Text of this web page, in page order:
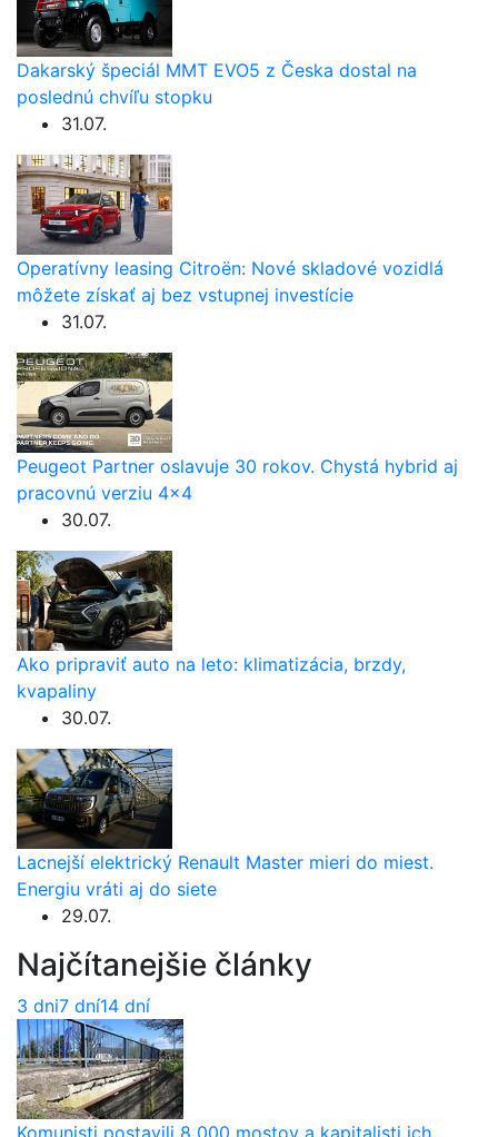
Dakarský špeciál MMT EVO5 z Česka dostal na
poslednú chvíľu stopku
31.07.
Operatívny leasing Citroën: Nové skladové vozidlá
môžete získať aj bez vstupnej investície
31.07.
Peugeot Partner oslavuje 30 rokov. Chystá hybrid aj
pracovnú verziu 4×4
30.07.
Ako pripraviť auto na leto: klimatizácia, brzdy,
kvapaliny
30.07.
Lacnejší elektrický Renault Master mieri do miest.
Energiu vráti aj do siete
29.07.
Najčítanejšie články
3 dni7 dní14 dní
Komunisti postavili 8 000 mostov a kapitalisti ich